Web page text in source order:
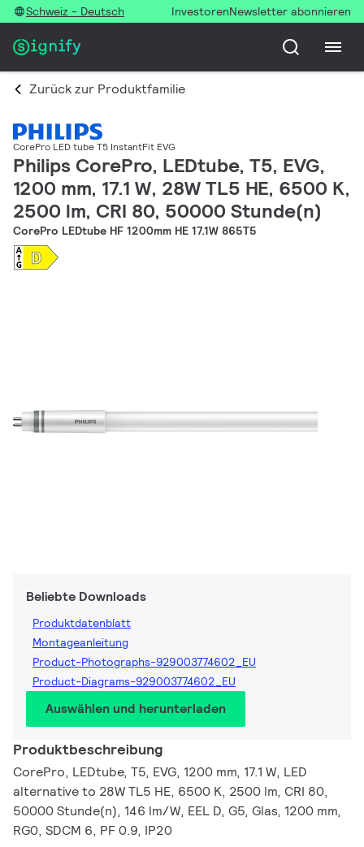
Schweiz - Deutsch InvestorenNewsletter abonnieren
Zurück zur Produktfamilie
CorePro LED tube T5 InstantFit EVG
Philips CorePro, LEDtube, T5, EVG,
1200 mm, 17.1 W, 28W TL5 HE, 6500 K,
2500 lm, CRI 80, 50000 Stunde(n)
CorePro LEDtube HF 1200mm HE 17.1W 865T5
Beliebte Downloads
Produktdatenblatt
Montageanleitung
Product-Photographs-929003774602_EU
Product-Diagrams-929003774602_EU
Auswählen und herunterladen
Produktbeschreibung
CorePro, LEDtube, T5, EVG, 1200 mm, 17.1 W, LED
alternative to 28W TL5 HE, 6500 K, 2500 lm, CRI 80,
50000 Stunde(n), 146 lm/W, EEL D, G5, Glas, 1200 mm,
RG0, SDCM 6, PF 0.9, IP20